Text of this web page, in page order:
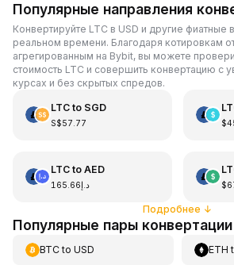
Популярные направления
Конвертируйте LTC в USD и другие фиатные
реальном времени. Благодаря котировкам
агрегированным на Bybit, вы можете
стоимость LTC и совершить конвертацию с
курсах и без скрытых спредов.
LTCto SGD
S$57.77
LTCto AED
د.إ165.66
Подробнее ↓
Популярные пары конвертации
BTCto USD ETH